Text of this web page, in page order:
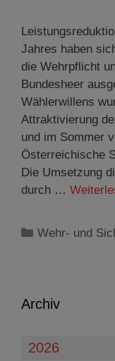
Jahres haben
die Wehrpflicht
Bundesheer
Wählerwillens
Attraktivierung
und im Sommer
Österreichische
Die Umsetzung
durch …
Kategorien
Wehr- und
Archiv
2026